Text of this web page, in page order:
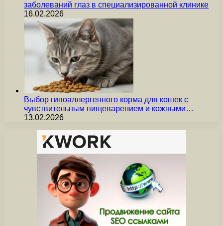
заболеваний глаз в специализированной клинике
16.02.2026
Выбор гипоаллергенного корма для кошек с
чувствительным пищеварением и кожными…
13.02.2026